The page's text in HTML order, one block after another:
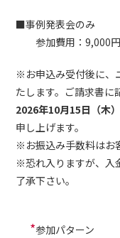
■事例発表会のみ
参加費用：9,000円
※お申込み受付後に、
たします。ご請求書に
2026年10月15日（木）
申し上げます。
※お振込み手数料はお
※恐れ入りますが、入
了承下さい。
*参加パターン